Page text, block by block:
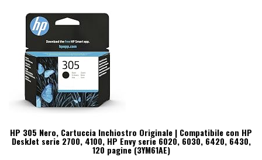
HP 305 Nero, Cartuccia Inchiostro Originale | Compatibile con HP
DeskJet serie 2700, 4100, HP Envy serie 6020, 6030, 6420, 6430,
120 pagine (3YM61AE)